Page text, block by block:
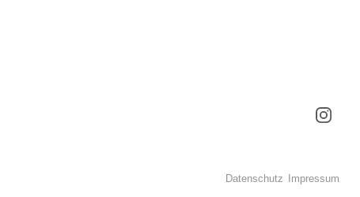
Datenschutz Impressum